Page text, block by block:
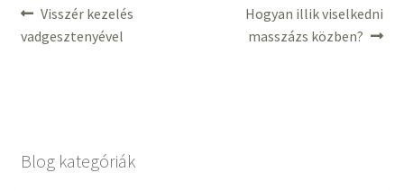
Bejegyzés
navigáció
Previous
post:
Visszér kezelés
vadgesztenyével
Next
post:
Hogyan illik viselkedni
masszázs közben?
Blog kategóriák